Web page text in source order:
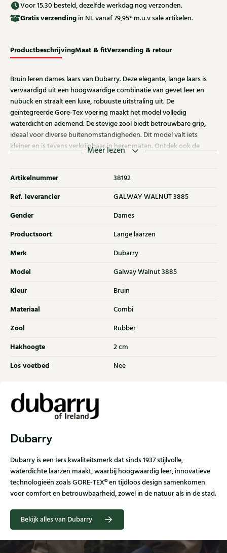
Voor 15.30 besteld, dezelfde werkdag nog verzonden.
Gratisverzending in NL vanaf 79,95* m.u.v sale artikelen.
ProductbeschrijvingMaat & fitVerzending & retour
Bruin leren dames laars van Dubarry. Deze elegante, lange laars is
vervaardigd uit een hoogwaardige combinatie van gevet leer en
nubuck en straalt een luxe, robuuste uitstraling uit. De
geïntegreerde Gore-Tex voering maakt het model volledig
waterdicht en ademend. De stevige zool biedt betrouwbare grip,
ideaal voor diverse buitenomstandigheden. Dit model valt iets
kleiner en is tevens verkrijgbaar in herenmaten. Ontdek ook de
Meer lezen
Artikelnummer 38192
Ref. leverancier GALWAY WALNUT 3885
Gender Dames
Productsoort Lange laarzen
Merk Dubarry
Model Galway Walnut 3885
Kleur Bruin
Materiaal Combi
Zool Rubber
Hakhoogte 2 cm
Los voetbed Nee
Dubarry
Dubarry is een Iers kwaliteitsmerk dat sinds 1937 stijlvolle,
waterdichte laarzen maakt, waarbij hoogwaardig leer, innovatieve
technologieën zoals GORE‑TEX® en tijdloos design samenkomen
voor comfort en betrouwbaarheid, zowel in de natuur als in de stad.
Bekijk alles van Dubarry